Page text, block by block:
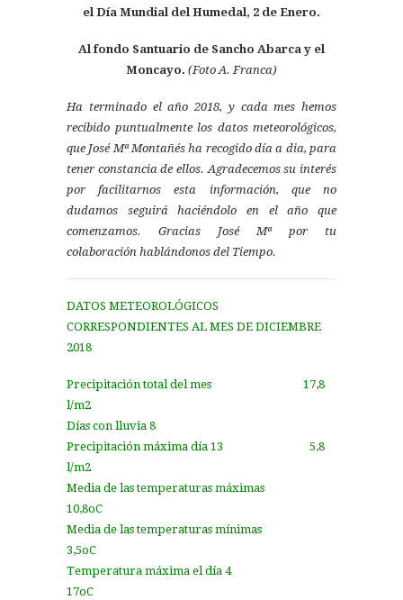
el Día Mundial del Humedal, 2 de Enero.
Al fondo Santuario de Sancho Abarca y el
Moncayo. (Foto A. Franca)
Ha terminado el año 2018, y cada mes hemos
recibido puntualmente los datos meteorológicos,
que José Mª Montañés ha recogido día a dia, para
tener constancia de ellos. Agradecemos su interés
por facilitarnos esta información, que no
dudamos seguirá haciéndolo en el año que
comenzamos. Gracias José Mª por tu
colaboración hablándonos del Tiempo.
DATOS METEOROLÓGICOS
CORRESPONDIENTES AL MES DE DICIEMBRE
2018
Precipitación total del mes 17,8
l/m2
Días con lluvia 8
Precipitación máxima día 13 5,8
l/m2
Media de las temperaturas máximas
10,8oC
Media de las temperaturas mínimas
3,5oC
Temperatura máxima el día 4
17oC